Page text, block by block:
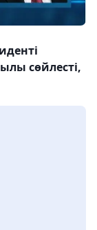
сөйлесті,